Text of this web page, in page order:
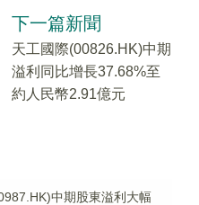
下一篇新聞
天工國際(00826.HK)中期
溢利同比增長37.68%至
約人民幣2.91億元
中期股東溢利大幅